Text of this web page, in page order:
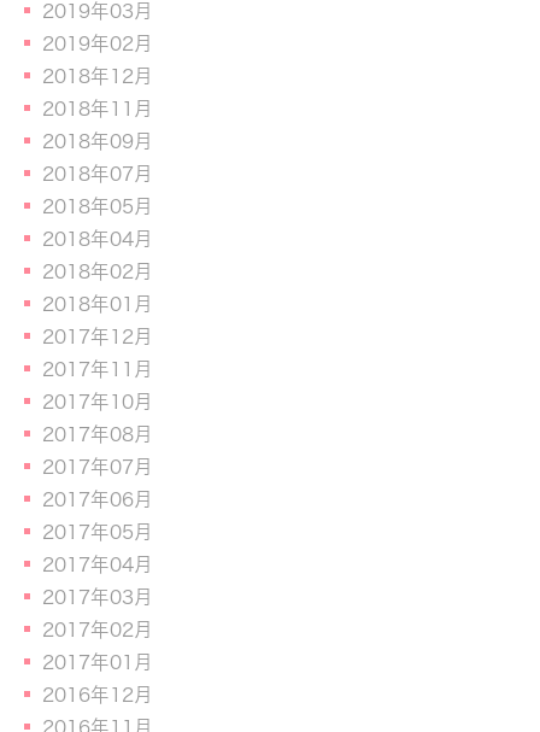
2019年03月
2019年02月
2018年12月
2018年11月
2018年09月
2018年07月
2018年05月
2018年04月
2018年02月
2018年01月
2017年12月
2017年11月
2017年10月
2017年08月
2017年07月
2017年06月
2017年05月
2017年04月
2017年03月
2017年02月
2017年01月
2016年12月
2016年11月